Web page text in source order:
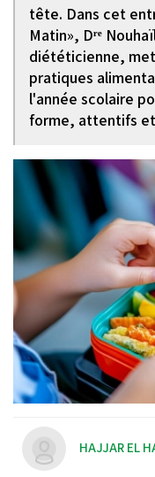
tête. Dans cet
Matin», Dʳᵉ
diététicienne,
pratiques
l'année scolaire
forme, attentifs
HAJJAR EL